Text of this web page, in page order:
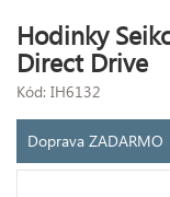
Hodinky
Direct Drive
Kód: IH6132
Doprava ZADARMO